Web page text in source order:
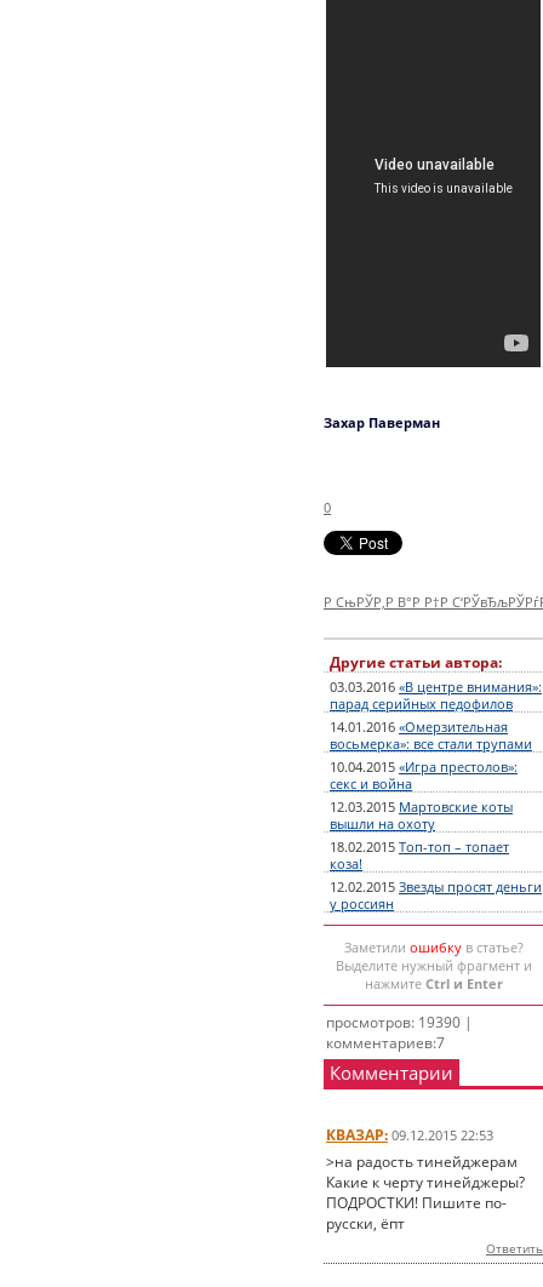
Захар Паверман
0
Р СњРЎР‚Р В°Р Р†Р
Другие статьи автора:
03.03.2016 «В центре внимания»:
парад серийных педофилов
14.01.2016 «Омерзительная
восьмерка»: все стали трупами
10.04.2015 «Игра престолов»:
секс и война
12.03.2015 Мартовские коты
вышли на охоту
18.02.2015 Топ-топ – топает
коза!
12.02.2015 Звезды просят деньги
у россиян
Заметили ошибкув статье?
Выделите нужный фрагмент и
нажмите Ctrl и Enter
просмотров: 19390 |
комментариев:7
Комментарии
КВАЗАР: 09.12.2015 22:53
>на радость тинейджерам
Какие к черту тинейджеры?
ПОДРОСТКИ! Пишите по-
русски, ёпт
Ответить